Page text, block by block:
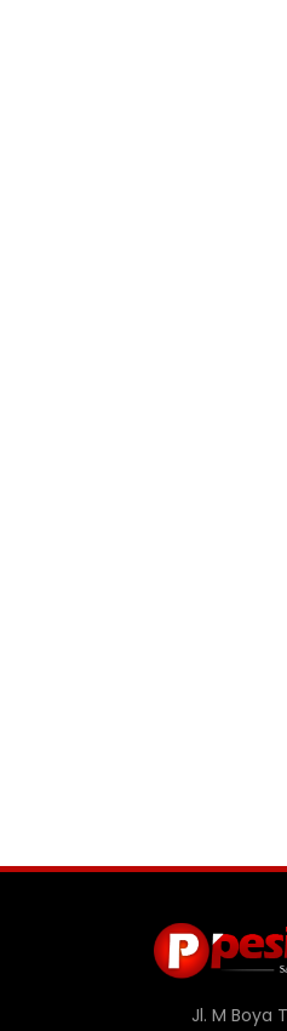
Jl. M Boya